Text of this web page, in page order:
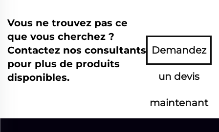
Vous ne trouvez pas ce
que vous cherchez ?
Contactez nos consultants
pour plus de produits
disponibles.
Demandez
un devis
maintenant